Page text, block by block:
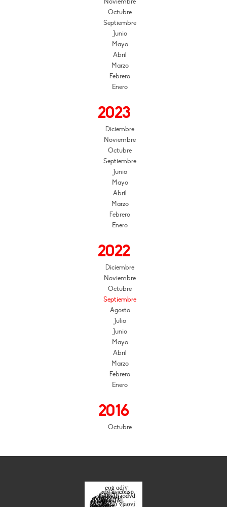
Octubre
Septiembre
Junio
Mayo
Abril
Marzo
Febrero
Enero
2023
Diciembre
Noviembre
Octubre
Septiembre
Junio
Mayo
Abril
Marzo
Febrero
Enero
2022
Diciembre
Noviembre
Octubre
Septiembre
Agosto
Julio
Junio
Mayo
Abril
Marzo
Febrero
Enero
2016
Octubre